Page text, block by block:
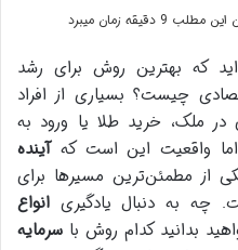
9 دقیقه زمان میبرد
که بهترین روش برای رشد
چیست؟ بسیاری از افراد
در ملک، خرید طلا یا ورود به
اما واقعیت این است کهآینده
از مطمئن‌ترین مسیرها برای
چه به دنبال یادگیری انواع
بدانید کدام روش با سرمایه